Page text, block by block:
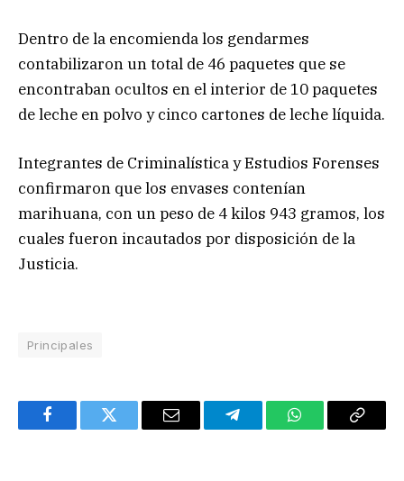
Dentro de la encomienda los gendarmes
contabilizaron un total de 46 paquetes que se
encontraban ocultos en el interior de 10 paquetes
de leche en polvo y cinco cartones de leche líquida.
Integrantes de Criminalística y Estudios Forenses
confirmaron que los envases contenían
marihuana, con un peso de 4 kilos 943 gramos, los
cuales fueron incautados por disposición de la
Justicia.
Principales
FacebookTwitter Email TelegramWhatsAppCopy